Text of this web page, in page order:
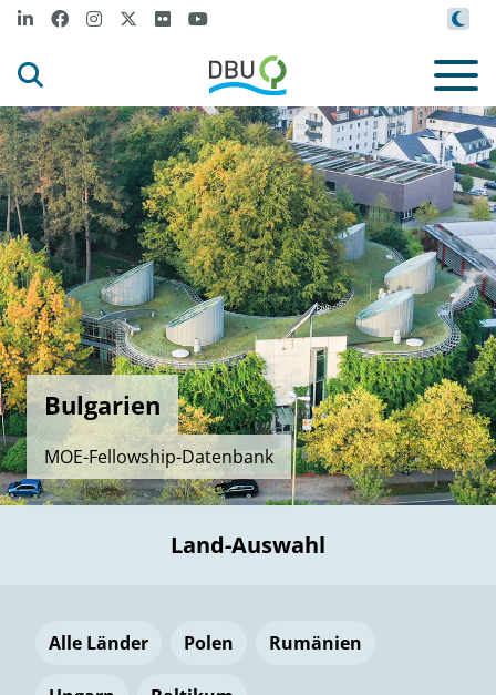
Bulgarien
MOE-Fellowship-Datenbank
Land-Auswahl
Alle Länder Polen Rumänien